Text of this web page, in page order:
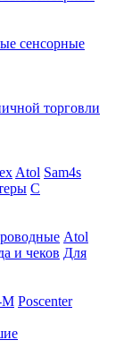
сенсорные
торговли
Atol Sam4s
С
Atol
и чеков Для
М Poscenter